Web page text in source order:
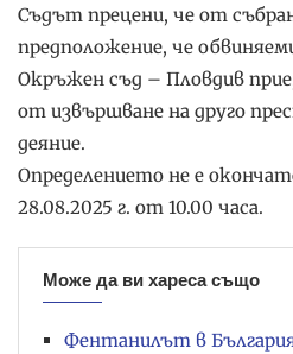
Съдът прецени, че от
предположение, че
Окръжен съд – Пловдив
от извършване на друго
деяние.
Определението не е
28.08.2025 г. от 10.00 часа.
Може да ви хареса също
Фентанилът в